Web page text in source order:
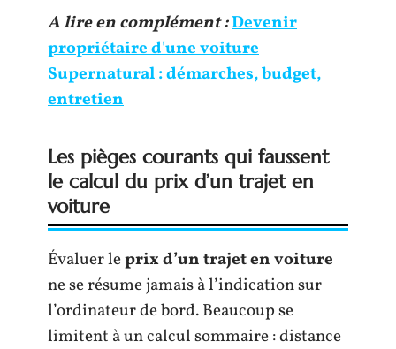
A lire en complément :Devenir
propriétaire d'une voiture
Supernatural : démarches, budget,
entretien
Les pièges courants qui faussent
le calcul du prix d’un trajet en
voiture
Évaluer leprix d’un trajet en voiture
ne se résume jamais à l’indication sur
l’ordinateur de bord. Beaucoup se
limitent à un calcul sommaire : distance